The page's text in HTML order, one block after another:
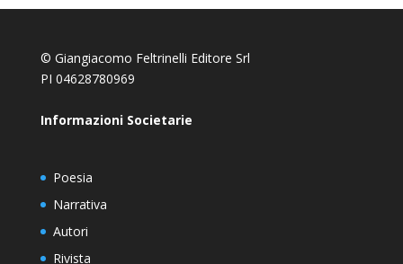
© Giangiacomo Feltrinelli Editore Srl
PI 04628780969
Informazioni Societarie
Poesia
Narrativa
Autori
Rivista